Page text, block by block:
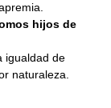
hijos de
igualdad de
naturaleza.